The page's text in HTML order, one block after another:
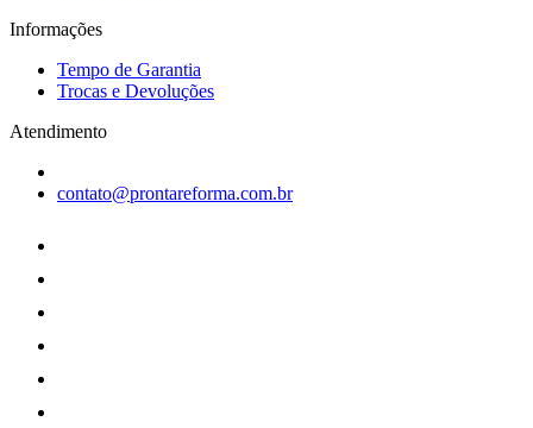
Informações
Tempo de Garantia
Trocas e Devoluções
Atendimento
contato@prontareforma.com.br